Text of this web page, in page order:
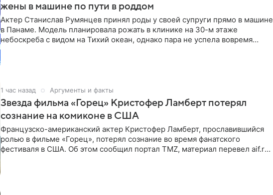
жены в машине по пути в роддом
Актер Станислав Румянцев принял роды у своей супруги прямо в машине
в Панаме. Модель планировала рожать в клинике на 30-м этаже
небоскреба с видом на Тихий океан, однако пара не успела вовремя
1 час назад Аргументы и факты
Звезда фильма «Горец» Кристофер Ламберт потерял
сознание на комиконе в США
Французско-американский актер Кристофер Ламберт, прославившийся
ролью в фильме «Горец», потерял сознание во время фанатского
фестиваля в США. Об этом сообщил портал TMZ, материал перевел aif.ru.